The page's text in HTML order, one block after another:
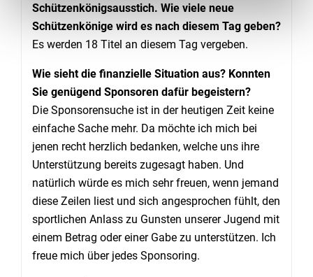
Schützenkönigsausstich. Wie viele neue
Schützenkönige wird es nach diesem Tag geben?
Es werden 18 Titel an diesem Tag vergeben.
Wie sieht die finanzielle Situation aus? Konnten
Sie genügend Sponsoren dafür begeistern?
Die Sponsorensuche ist in der heutigen Zeit keine
einfache Sache mehr. Da möchte ich mich bei
jenen recht herzlich bedanken, welche uns ihre
Unterstützung bereits zugesagt haben. Und
natürlich würde es mich sehr freuen, wenn jemand
diese Zeilen liest und sich angesprochen fühlt, den
sportlichen Anlass zu Gunsten unserer Jugend mit
einem Betrag oder einer Gabe zu unterstützen. Ich
freue mich über jedes Sponsoring.